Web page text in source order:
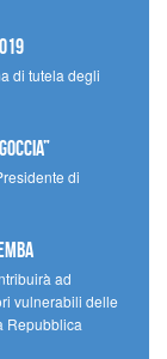
di tutela degli
di
ad
vulnerabili delle
Repubblica